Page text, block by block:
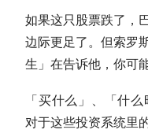
如果这只股票跌了，
边际更足了。但索罗
生 」在告诉他，你可
「买什么」、「什
对于这些投资系统里